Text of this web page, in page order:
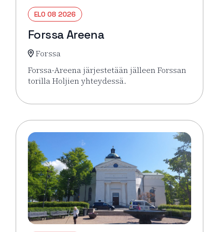
ELO 08 2026
Forssa Areena
Forssa
Forssa-Areena järjestetään jälleen Forssan
torilla Holjien yhteydessä.